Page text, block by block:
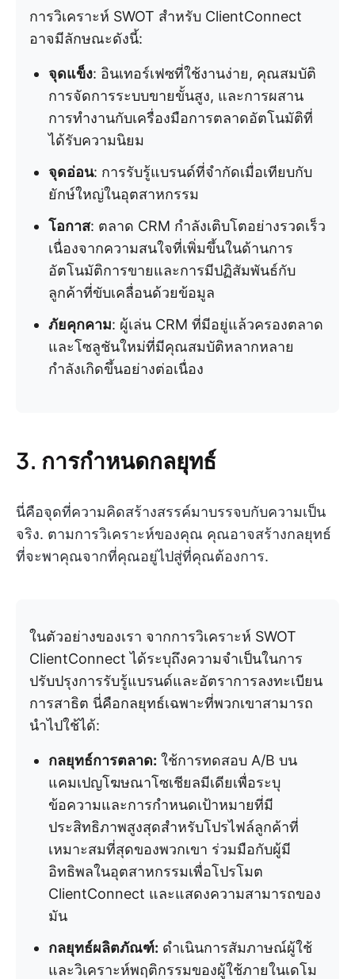
การวิเคราะห์ SWOT สำหรับ ClientConnect
อาจมีลักษณะดังนี้:
จุดแข็ง: อินเทอร์เฟซที่ใช้งานง่าย, คุณสมบัติ
การจัดการระบบขายขั้นสูง, และการผสาน
การทำงานกับเครื่องมือการตลาดอัตโนมัติที่
ได้รับความนิยม
จุดอ่อน: การรับรู้แบรนด์ที่จำกัดเมื่อเทียบกับ
ยักษ์ใหญ่ในอุตสาหกรรม
โอกาส: ตลาด CRM กำลังเติบโตอย่างรวดเร็ว
เนื่องจากความสนใจที่เพิ่มขึ้นในด้านการ
อัตโนมัติการขายและการมีปฏิสัมพันธ์กับ
ลูกค้าที่ขับเคลื่อนด้วยข้อมูล
ภัยคุกคาม: ผู้เล่น CRM ที่มีอยู่แล้วครองตลาด
และโซลูชันใหม่ที่มีคุณสมบัติหลากหลาย
กำลังเกิดขึ้นอย่างต่อเนื่อง
3. การกำหนดกลยุทธ์
นี่คือจุดที่ความคิดสร้างสรรค์มาบรรจบกับความเป็น
จริง. ตามการวิเคราะห์ของคุณ คุณอาจสร้างกลยุทธ์
ที่จะพาคุณจากที่คุณอยู่ไปสู่ที่คุณต้องการ.
ในตัวอย่างของเรา จากการวิเคราะห์ SWOT
ClientConnect ได้ระบุถึงความจำเป็นในการ
ปรับปรุงการรับรู้แบรนด์และอัตราการลงทะเบียน
การสาธิต นี่คือกลยุทธ์เฉพาะที่พวกเขาสามารถ
นำไปใช้ได้:
กลยุทธ์การตลาด: ใช้การทดสอบ A/B บน
แคมเปญโฆษณาโซเชียลมีเดียเพื่อระบุ
ข้อความและการกำหนดเป้าหมายที่มี
ประสิทธิภาพสูงสุดสำหรับโปรไฟล์ลูกค้าที่
เหมาะสมที่สุดของพวกเขา ร่วมมือกับผู้มี
อิทธิพลในอุตสาหกรรมเพื่อโปรโมต
ClientConnect และแสดงความสามารถของ
มัน
กลยุทธ์ผลิตภัณฑ์: ดำเนินการสัมภาษณ์ผู้ใช้
และวิเคราะห์พฤติกรรมของผู้ใช้ภายในเดโม